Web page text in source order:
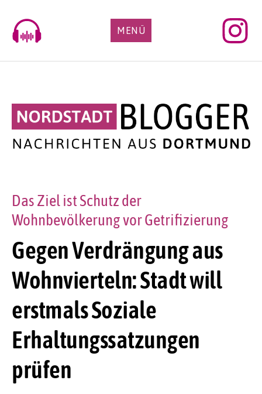
content
MENÜ
Gegen Verdrängung aus
Wohnvierteln: Stadt will
erstmals Soziale
Erhaltungssatzungen
prüfen
Das Ziel ist Schutz der
Wohnbevölkerung vor Getrifizierung